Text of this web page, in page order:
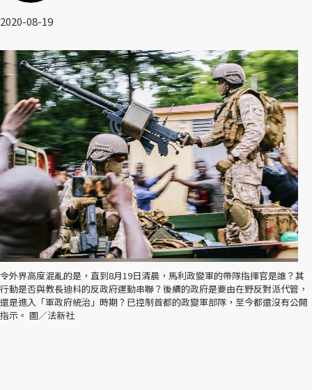
2020-08-19
令外界高度混亂的是，直到8月19日清晨，馬利政變軍的帶隊指揮官是誰？其
行動是否與教長迪科的反政府運動串聯？後續的政府是要由在野反對派代管，
還是進入「軍政府統治」時期？已控制首都的政變軍部隊，至今都還沒有公開
指示。 圖／法新社